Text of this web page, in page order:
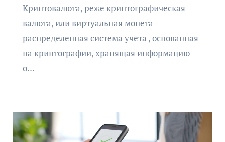
Криптовалюта, реже криптографическая
валюта, или виртуальная монета –
распределенная система учета , основанная
на криптографии, хранящая информацию
о…